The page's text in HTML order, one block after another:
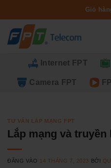
qua
dung
Giỏ
Internet FPT
Camera FPT
TƯ VẤN LẮP MẠNG FPT
Lắp mạng và truyền
ĐĂNG VÀO 14 THÁNG 7, 2023 BỞI